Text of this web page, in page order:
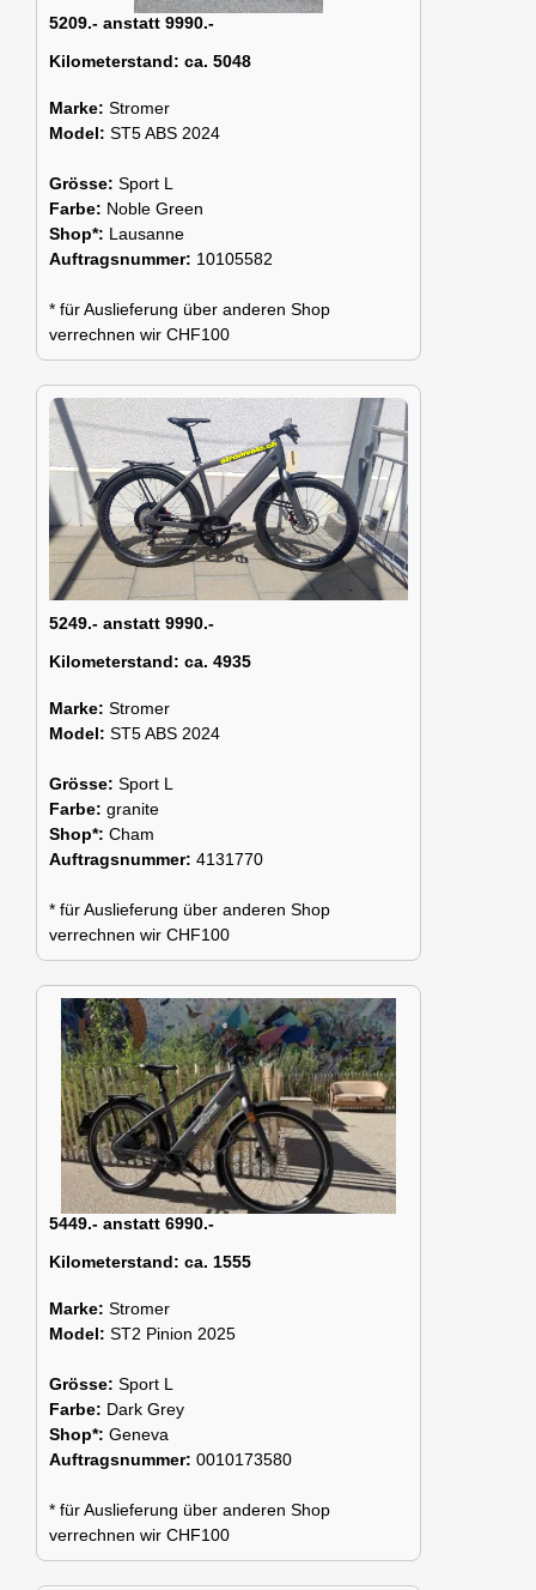
5209.- anstatt 9990.-
Kilometerstand: ca. 5048
Marke: Stromer
Model: ST5 ABS 2024
Grösse: Sport L
Farbe: Noble Green
Shop*: Lausanne
Auftragsnummer: 10105582
* für Auslieferung über anderen Shop
verrechnen wir CHF100
5249.- anstatt 9990.-
Kilometerstand: ca. 4935
Marke: Stromer
Model: ST5 ABS 2024
Grösse: Sport L
Farbe: granite
Shop*: Cham
Auftragsnummer: 4131770
* für Auslieferung über anderen Shop
verrechnen wir CHF100
5449.- anstatt 6990.-
Kilometerstand: ca. 1555
Marke: Stromer
Model: ST2 Pinion 2025
Grösse: Sport L
Farbe: Dark Grey
Shop*: Geneva
Auftragsnummer: 0010173580
* für Auslieferung über anderen Shop
verrechnen wir CHF100